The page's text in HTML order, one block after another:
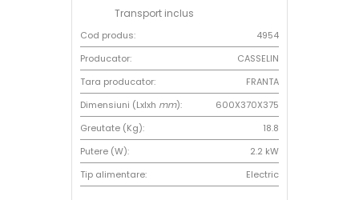
Transport inclus
Cod produs:
4954
Producator:
CASSELIN
Tara producator:
FRANTA
Dimensiuni (Lxlxh mm):
600X370X375
Greutate (Kg):
18.8
Putere (W):
2.2 kW
Tip alimentare:
Electric